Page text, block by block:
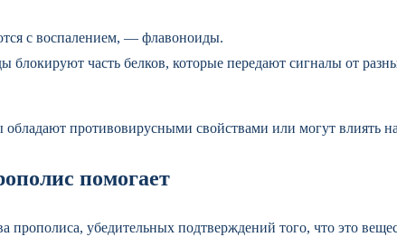
с воспалением, — флавоноиды.
блокируют часть белков, которые передают сигналы от
противовирусными свойствами или могут влиять
помогает
прополиса, убедительных подтверждений того, что это